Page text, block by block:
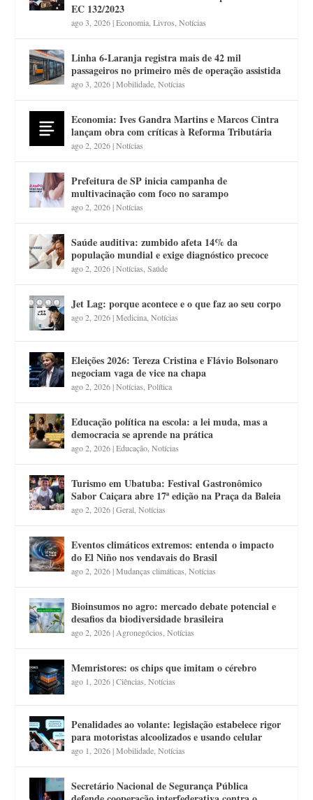
EC 132/2023
ago 3, 2026|Economia ,Livros ,Notícias
Linha 6-Laranja registra mais de 42 mil
passageiros no primeiro mês de operação assistida
ago 3, 2026|Mobilidade ,Notícias
Economia: Ives Gandra Martins e Marcos Cintra
lançam obra com críticas à Reforma Tributária
ago 2, 2026|Notícias
Prefeitura de SP inicia campanha de
multivacinação com foco no sarampo
ago 2, 2026|Notícias
Saúde auditiva: zumbido afeta 14% da
população mundial e exige diagnóstico precoce
ago 2, 2026|Notícias ,Saúde
Jet Lag: porque acontece e o que faz ao seu corpo
ago 2, 2026|Medicina ,Notícias
Eleições 2026: Tereza Cristina e Flávio Bolsonaro
negociam vaga de vice na chapa
ago 2, 2026|Notícias ,Política
Educação política na escola: a lei muda, mas a
democracia se aprende na prática
ago 2, 2026|Educação ,Notícias
Turismo em Ubatuba: Festival Gastronômico
Sabor Caiçara abre 17ª edição na Praça da Baleia
ago 2, 2026|Geral ,Notícias
Eventos climáticos extremos: entenda o impacto
do El Niño nos vendavais do Brasil
ago 2, 2026|Mudanças climáticas ,Notícias
Bioinsumos no agro: mercado debate potencial e
desafios da biodiversidade brasileira
ago 2, 2026| Agronegócios ,Notícias
Memristores: os chips que imitam o cérebro
ago 1, 2026|Ciências ,Notícias
Penalidades ao volante: legislação estabelece rigor
para motoristas alcoolizados e usando celular
ago 1, 2026|Mobilidade ,Notícias
Secretário Nacional de Segurança Pública